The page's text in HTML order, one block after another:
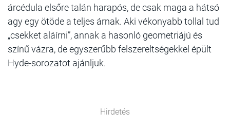
árcédula elsőre talán harapós, de csak maga a hátsó
agy egy ötöde a teljes árnak. Aki vékonyabb tollal tud
„csekket aláírni”, annak a hasonló geometriájú és
színű vázra, de egyszerűbb felszereltségekkel épült
Hyde-sorozatot ajánljuk.
Hirdetés